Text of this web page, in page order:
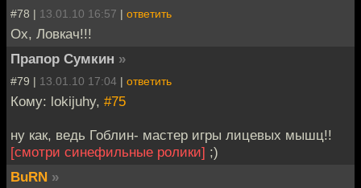
#78 | 13.01.10 16:57 | ответить
Ох, Ловкач!!!
Прапор Сумкин »
#79 | 13.01.10 17:04 | ответить
Кому: lokijuhy, #75
ну как, ведь Гоблин- мастер игры лицевых мышц!!
[смотри синефильные ролики] ;)
BuRN »